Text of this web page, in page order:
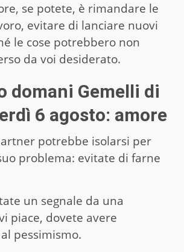
se potete, è rimandare le
evitare di lanciare nuovi
le cose potrebbero non
da voi desiderato.
domani Gemelli di
6 agosto: amore
potrebbe isolarsi per
problema: evitate di farne
un segnale da una
piace, dovete avere
pessimismo.